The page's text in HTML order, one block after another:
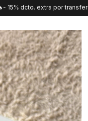
dcto. extra por transferencia |